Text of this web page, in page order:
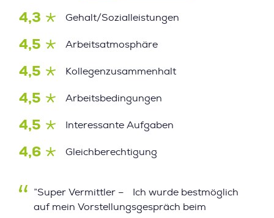
4,3 Gehalt/Sozialleistungen
4,5 Arbeitsatmosphäre
4,5 Kollegenzusammenhalt
4,5 Arbeitsbedingungen
4,5 Interessante Aufgaben
4,6 Gleichberechtigung
”Super Vermittler – Ich wurde bestmöglich
auf mein Vorstellungsgespräch beim